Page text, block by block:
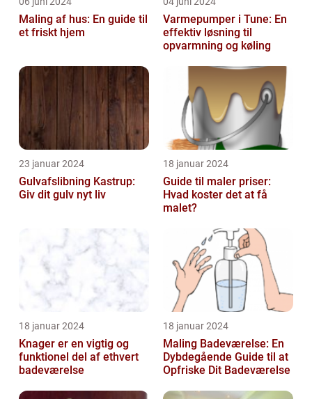
Maling af hus: En guide til
et friskt hjem
Varmepumper i Tune: En
effektiv løsning til
opvarmning og køling
23 januar 2024
Gulvafslibning Kastrup:
Giv dit gulv nyt liv
18 januar 2024
Guide til maler priser:
Hvad koster det at få
malet?
18 januar 2024
Knager er en vigtig og
funktionel del af ethvert
badeværelse
18 januar 2024
Maling Badeværelse: En
Dybdegående Guide til at
Opfriske Dit Badeværelse